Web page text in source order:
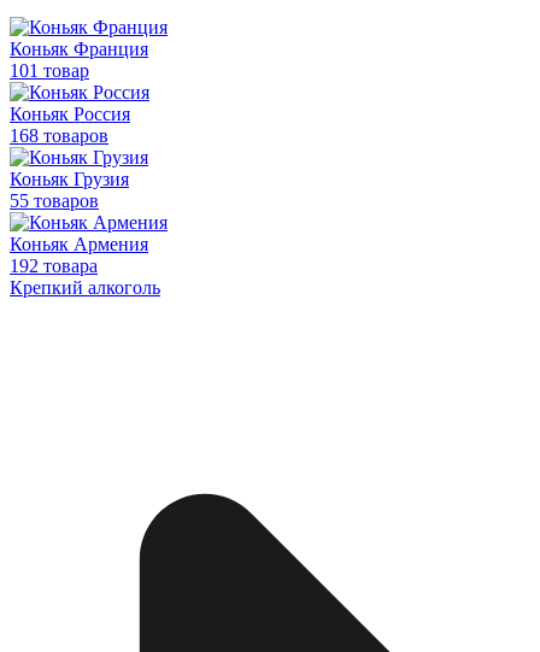
Коньяк Франция
101 товар
Коньяк Россия
168 товаров
Коньяк Грузия
55 товаров
Коньяк Армения
192 товара
Крепкий алкоголь